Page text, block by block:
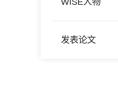
发表论文